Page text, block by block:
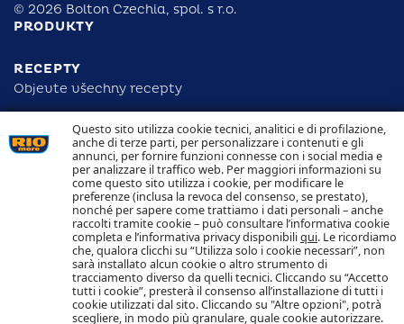
Questo sito utilizza cookie tecnici, analitici e di profilazione,
anche di terze parti, per personalizzare i contenuti e gli
annunci, per fornire funzioni connesse con i social media e
per analizzare il traffico web. Per maggiori informazioni su
come questo sito utilizza i cookie, per modificare le
preferenze (inclusa la revoca del consenso, se prestato),
nonché per sapere come trattiamo i dati personali – anche
raccolti tramite cookie – può consultare l’informativa cookie
completa e l’informativa privacy disponibiliqui. Le ricordiamo
che, qualora clicchi su “Utilizza solo i cookie necessari”, non
sarà installato alcun cookie o altro strumento di
tracciamento diverso da quelli tecnici. Cliccando su “Accetto
tutti i cookie”, presterà il consenso all’installazione di tutti i
cookie utilizzati dal sito. Cliccando su "Altre opzioni", potrà
scegliere, in modo più granulare, quale cookie autorizzare.
© 2026 Bolton Czechia, spol. s r.o.
PRODUKTY
RECEPTY
Objevte všechny recepty
ODPOVĚDNOST
DOHLEDATELNOST
KONTAKTUJTE NÁS
NAKLÁDÁNÍ S COOKIES
OCHRANA OSOBNÍCH ÚDAJŮ
Sledujte nás